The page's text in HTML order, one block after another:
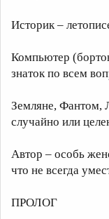
Историк –
Компьютер
знаток по всем
Земляне, Фантом,
случайно или
Автор – особь
что не всегда
ПРОЛОГ